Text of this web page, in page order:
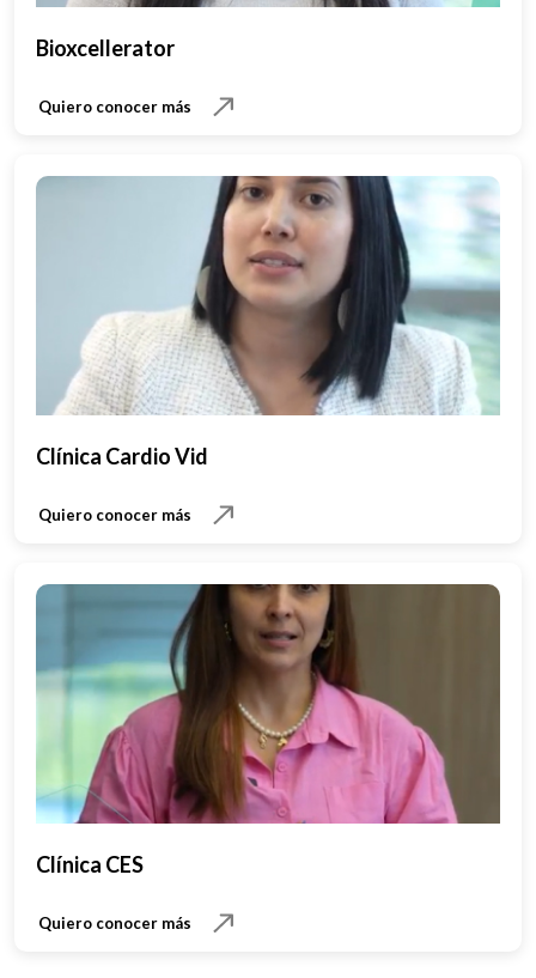
Bioxcellerator
Quiero conocer más
Clínica Cardio Vid
Quiero conocer más
Clínica CES
Quiero conocer más